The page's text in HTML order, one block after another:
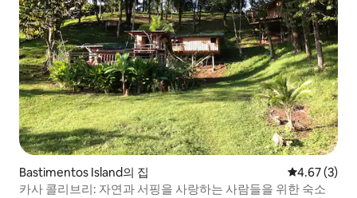
Bastimentos Island의 집 평점 4.67점
4.67 (3)
카사 콜리브리: 자연과 서핑을 사랑하는 사람들을 위한 숙소